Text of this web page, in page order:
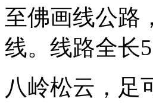
至佛画线公路
线。线路全长
八岭松云，足